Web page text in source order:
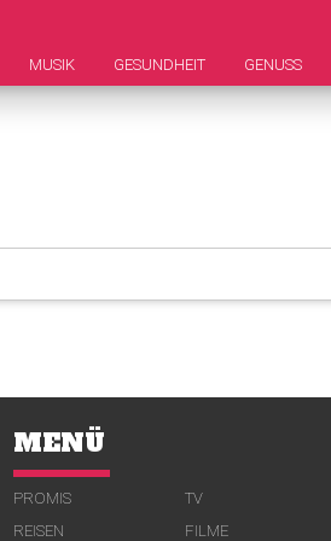
MUSIK GESUNDHEIT GENUSS
MENÜ
PROMIS TV
REISEN
FILME